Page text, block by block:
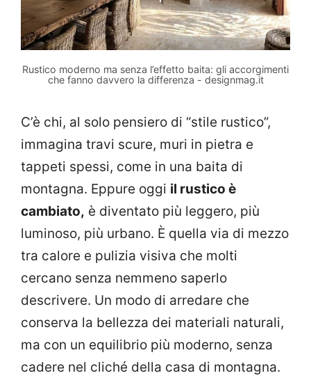
Rustico moderno ma senza l’effetto baita: gli accorgimenti
che fanno davvero la differenza - designmag.it
C’è chi, al solo pensiero di “stile rustico”,
immagina travi scure, muri in pietra e
tappeti spessi, come in una baita di
montagna. Eppure oggi il rustico è
cambiato, è diventato più leggero, più
luminoso, più urbano. È quella via di mezzo
tra calore e pulizia visiva che molti
cercano senza nemmeno saperlo
descrivere. Un modo di arredare che
conserva la bellezza dei materiali naturali,
ma con un equilibrio più moderno, senza
cadere nel cliché della casa di montagna.